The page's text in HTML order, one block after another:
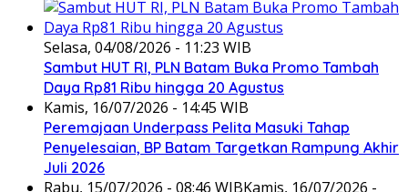
Selasa, 04/08/2026 - 11:23 WIB
Sambut HUT RI, PLN Batam Buka Promo Tambah
Daya Rp81 Ribu hingga 20 Agustus
Kamis, 16/07/2026 - 14:45 WIB
Peremajaan Underpass Pelita Masuki Tahap
Penyelesaian, BP Batam Targetkan Rampung Akhir
Juli 2026
Rabu, 15/07/2026 - 08:46 WIBKamis, 16/07/2026 -